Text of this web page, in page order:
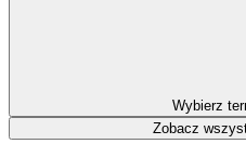
Wybierz
Zobacz